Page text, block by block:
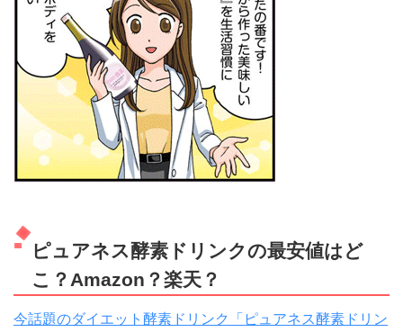
ピュアネス酵素ドリンクの最安値はど
こ？Amazon？楽天？
今話題のダイエット酵素ドリンク「ピュアネス酵素ドリン